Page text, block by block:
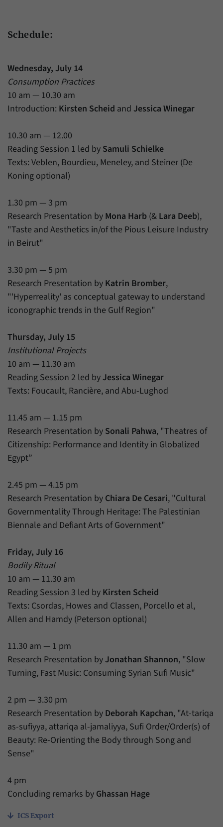
Schedule:
Wednesday, July 14
Consumption Practices
10 am — 10.30 am
Introduction: Kirsten Scheid and Jessica Winegar
10.30 am — 12.00
Reading Session 1 led by Samuli Schielke
Texts: Veblen, Bourdieu, Meneley, and Steiner (De
Koning optional)
1.30 pm — 3 pm
Research Presentation by Mona Harb (& Lara Deeb),
"Taste and Aesthetics in/of the Pious Leisure Industry
in Beirut"
3.30 pm — 5 pm
Research Presentation by Katrin Bromber,
"'Hyperreality' as conceptual gateway to understand
iconographic trends in the Gulf Region"
Thursday, July 15
Institutional Projects
10 am — 11.30 am
Reading Session 2 led byJessica Winegar
Texts: Foucault, Rancière, and Abu-Lughod
11.45 am — 1.15 pm
Research Presentation by Sonali Pahwa, "Theatres of
Citizenship: Performance and Identity in Globalized
Egypt”
2.45 pm — 4.15 pm
Research Presentation by Chiara De Cesari, "Cultural
Governmentality Through Heritage: The Palestinian
Biennale and Defiant Arts of Government"
Friday, July 16
Bodily Ritual
10 am — 11.30 am
Reading Session 3 led by Kirsten Scheid
Texts: Csordas, Howes and Classen, Porcello et al,
Allen and Hamdy (Peterson optional)
11.30 am — 1 pm
Research Presentation byJonathan Shannon, "Slow
Turning, Fast Music: Consuming Syrian Sufi Music"
2 pm — 3.30 pm
Research Presentation by Deborah Kapchan, "At-tariqa
as-sufiyya, attariqa al-jamaliyya, Sufi Order/Order(s) of
Beauty: Re-Orienting the Body through Song and
Sense"
4 pm
Concluding remarks by Ghassan Hage
ICS Export